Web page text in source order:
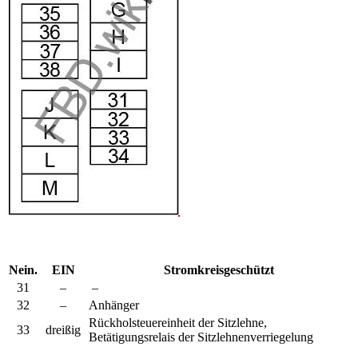
Nein. EIN
Stromkreisgeschützt
31
–
–
32
–
Anhänger
33
dreißig
Rückholsteuereinheit der Sitzlehne,
Betätigungsrelais der Sitzlehnenverriegelung